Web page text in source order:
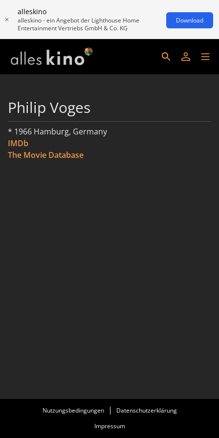
alleskino
alleskino - ein Angebot der Lighthouse Home
Entertainment Vertriebs GmbH & Co. KG
Download
Philip Voges
* 1966 Hamburg, Germany
IMDb
The Movie Database
Nutzungsbedingungen
Datenschutzerklärung
Impressum